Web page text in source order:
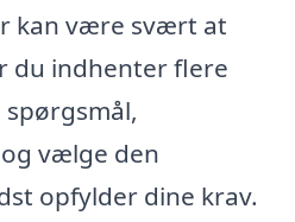
kan være svært at
du indhenter flere
vælge den
opfylder dine krav.